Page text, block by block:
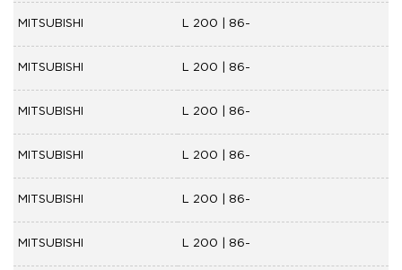
MITSUBISHI L 200 | 86-
MITSUBISHI L 200 | 86-
MITSUBISHI L 200 | 86-
MITSUBISHI L 200 | 86-
MITSUBISHI L 200 | 86-
MITSUBISHI L 200 | 86-